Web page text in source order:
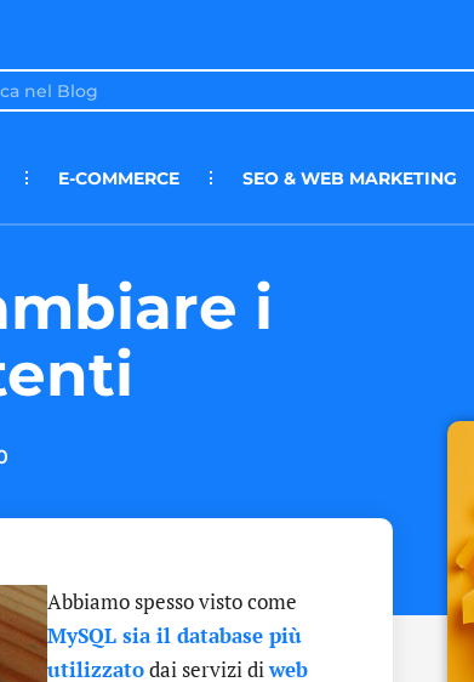
E-COMMERCE SEO & WEB MARKETING
i
Abbiamo spesso visto come
MySQL sia il database più
utilizzatodai servizi diweb